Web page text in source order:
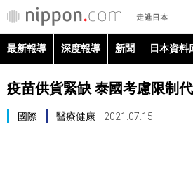
最新報導 深度報導 新聞 日本資料
疫苗供貨緊缺 泰國考慮限制
國際 醫療健康 2021.07.15